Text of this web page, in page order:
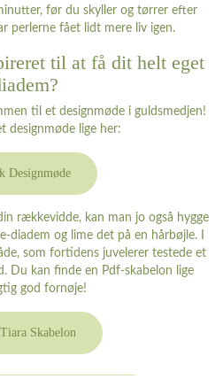
før du skyller og tørrer efter
perlerne fået lidt mere liv igen.
til at få dit helt eget
til et designmøde i guldsmedjen!
designmøde lige her:
Designmøde
rækkevidde, kan man jo også hygge
diadem og lime det på en hårbøjle. I
som fortidens juvelerer testede et
Du kan finde en Pdf-skabelon lige
god fornøje!
Skabelon